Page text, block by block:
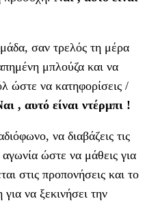
σαν τρελός τη μέρα
μπλούζα και να
ώστε να κατηφορίσεις /
, αυτό είναι ντέρμπι !
να διαβάζεις τις
αγωνία ώστε να μάθεις για
στις προπονήσεις και το
να ξεκινήσει την